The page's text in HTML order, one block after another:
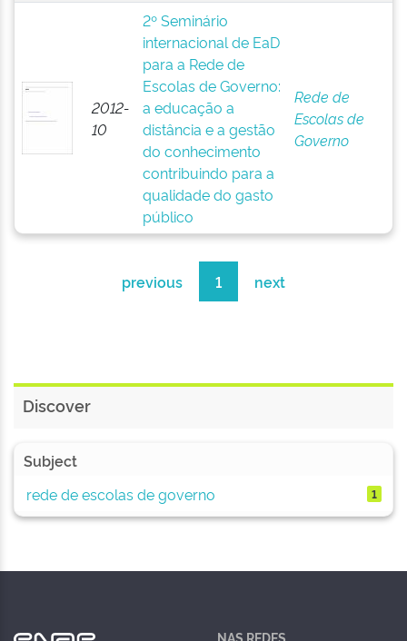
2012-
10
2º Seminário
internacional de EaD
para a Rede de
Escolas de Governo:
a educação a
distância e a gestão
do conhecimento
contribuindo para a
qualidade do gasto
público
Rede de
Escolas de
Governo
previous 1 next
Discover
Subject
rede de escolas de governo
1
NAS REDES